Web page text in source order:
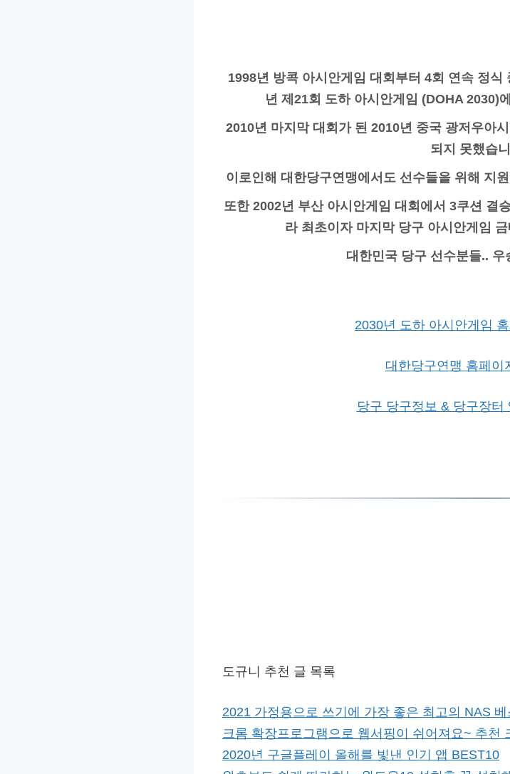
1998년 방콕 아시안게임 대회부터 4회 연속 정
년 제21회 도하 아시안게임 (DOHA 2030)
2010년 마지막 대회가 된 2010년 중국 광저우아
되지 못했습
이로인해 대한당구연맹에서도 선수들을 위해 지
또한 2002년 부산 아시안게임 대회에서 3쿠션 결
라 최초이자 마지막 당구 아시안게임
대한민국 당구 선수분들..
2030년 도하 아시안게임
대한당구연맹 홈페이
당구 당구정보 & 당구장터
도규니 추천 글 목록
2021 가정용으로 쓰기에 가장 좋은 최고의 NAS
크롬 확장프로그램으로 웹서핑이 쉬어져요~ 추천
2020년 구글플레이 올해를 빛낸 인기 앱 BEST10